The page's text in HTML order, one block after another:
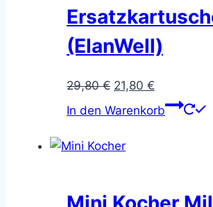
(ElanWell)
29,80€ Ursprünglicher
Preis
29,80 €
21,80 €
Preis
In den Warenkorb